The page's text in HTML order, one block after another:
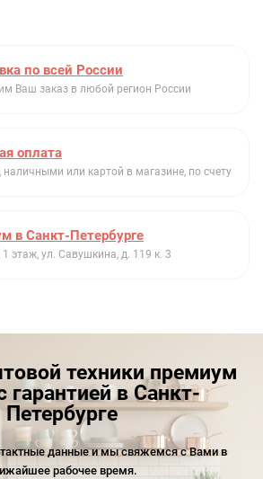
по всей России
Ваш заказ в любой регион России
оплата
наличными или картой в магазине, по счету
в Санкт-Петербурге
этаж, ул. Савушкина, д. 119 к. 3
техники премиум
гарантией в Санкт-
Петербурге
данные и мы свяжемся с Вами в
рабочее время.